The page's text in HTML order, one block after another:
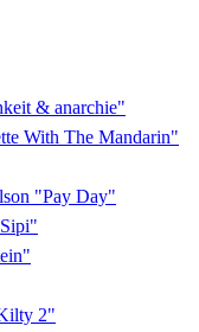
& anarchie"
With The Mandarin"
"Pay Day"
2"